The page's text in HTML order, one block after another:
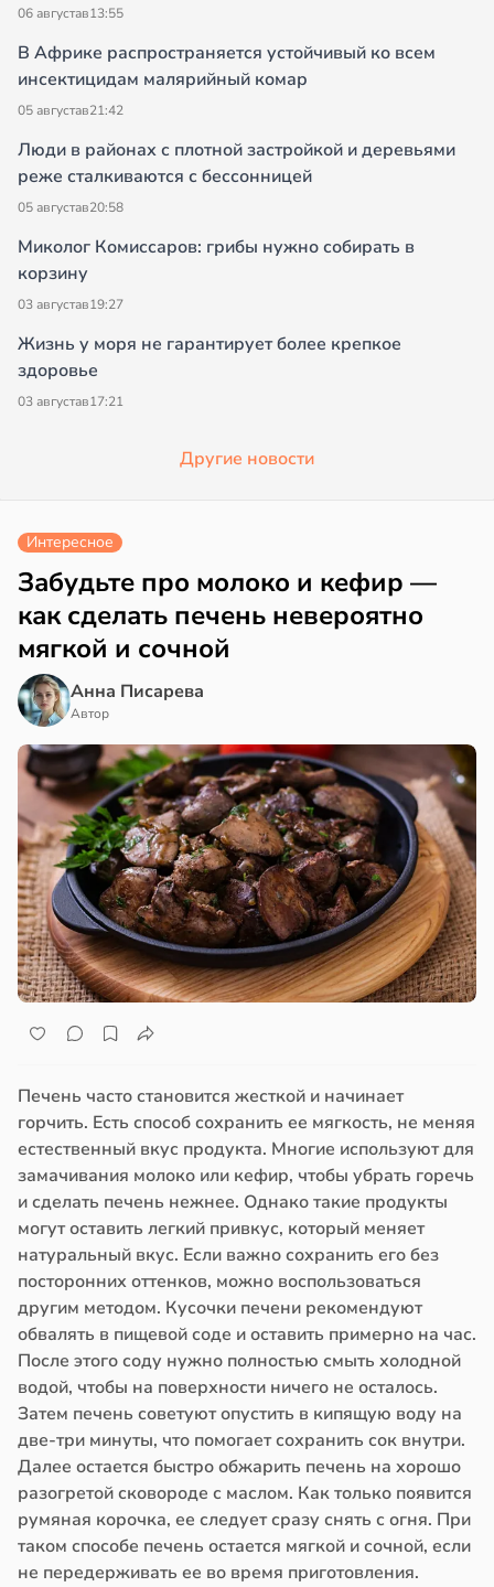
06 августав13:55
В Африке распространяется устойчивый ко всем
инсектицидам малярийный комар
05 августав21:42
Люди в районах с плотной застройкой и деревьями
реже сталкиваются с бессонницей
05 августав20:58
Миколог Комиссаров: грибы нужно собирать в
корзину
03 августав19:27
Жизнь у моря не гарантирует более крепкое
здоровье
03 августав17:21
Другие новости
Интересное
Забудьте про молоко и кефир —
как сделать печень невероятно
мягкой и сочной
Анна Писарева
Автор
Печень часто становится жесткой и начинает
горчить. Есть способ сохранить ее мягкость, не меняя
естественный вкус продукта. Многие используют для
замачивания молоко или кефир, чтобы убрать горечь
и сделать печень нежнее. Однако такие продукты
могут оставить легкий привкус, который меняет
натуральный вкус. Если важно сохранить его без
посторонних оттенков, можно воспользоваться
другим методом. Кусочки печени рекомендуют
обвалять в пищевой соде и оставить примерно на час.
После этого соду нужно полностью смыть холодной
водой, чтобы на поверхности ничего не осталось.
Затем печень советуют опустить в кипящую воду на
две-три минуты, что помогает сохранить сок внутри.
Далее остается быстро обжарить печень на хорошо
разогретой сковороде с маслом. Как только появится
румяная корочка, ее следует сразу снять с огня. При
таком способе печень остается мягкой и сочной, если
не передерживать ее во время приготовления.